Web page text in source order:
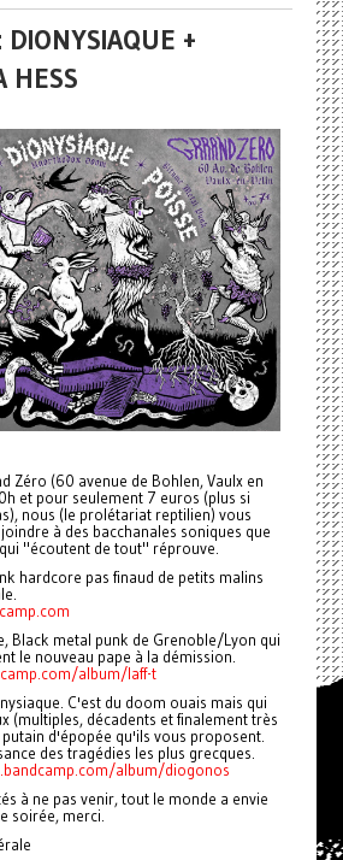
+
HESS
Zéro (60 avenue de Bohlen, Vaulx en
et pour seulement 7 euros (plus si
nous (le prolétariat reptilien) vous
à des bacchanales soniques que
"écoutent de tout" réprouve.
hardcore pas finaud de petits malins
Black metal punk de Grenoble/Lyon qui
le nouveau pape à la démission.
album/laff-t
C'est du doom ouais mais qui
(multiples, décadents et finalement très
d'épopée qu'ils vous proposent.
des tragédies les plus grecques.
album/diogonos
à ne pas venir, tout le monde a envie
soirée, merci.